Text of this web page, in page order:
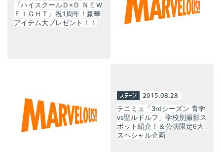
『ハイスクールＤ×Ｄ ＮＥＷ
ＦＩＧＨＴ』祝1周年！豪華
アイテム大プレゼント！！
ステージ 2015.08.28
テニミュ「3rdシーズン 青学
vs聖ルドルフ」学校別撮影ス
ポット紹介！＆公演限定6大
スペシャル企画